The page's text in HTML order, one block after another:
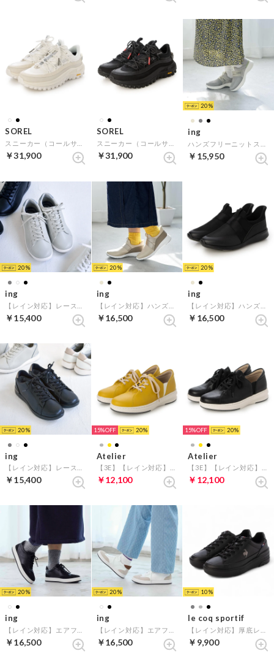
SOREL
￥31,900
SOREL
￥31,900
20
ing
￥15,950
20
ing
￥15,400
20
ing
￥16,500
20
ing
￥16,500
20
ing
￥15,400
15% 20
Atelier
￥12,100
15% 20
Atelier
￥12,100
20
ing
￥16,500
20
ing
￥16,500
10
le coq sportif
￥9,900